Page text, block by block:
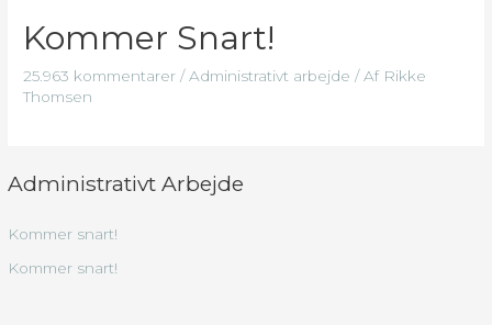
Administrativt Arbejde
Kommer snart!
Kommer snart!
Kommer Snart!
25.963 kommentarer /Administrativt arbejde / Af Rikke
Thomsen